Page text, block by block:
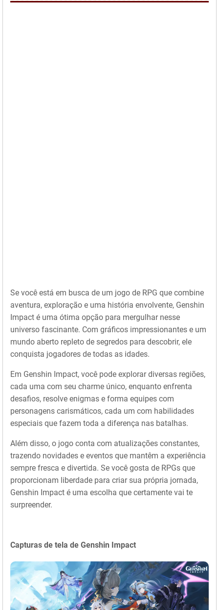
Se você está em busca de um jogo de RPG que combine
aventura, exploração e uma história envolvente, Genshin
Impact é uma ótima opção para mergulhar nesse
universo fascinante. Com gráficos impressionantes e um
mundo aberto repleto de segredos para descobrir, ele
conquista jogadores de todas as idades.
Em Genshin Impact, você pode explorar diversas regiões,
cada uma com seu charme único, enquanto enfrenta
desafios, resolve enigmas e forma equipes com
personagens carismáticos, cada um com habilidades
especiais que fazem toda a diferença nas batalhas.
Além disso, o jogo conta com atualizações constantes,
trazendo novidades e eventos que mantêm a experiência
sempre fresca e divertida. Se você gosta de RPGs que
proporcionam liberdade para criar sua própria jornada,
Genshin Impact é uma escolha que certamente vai te
surpreender.
Capturas de tela de Genshin Impact